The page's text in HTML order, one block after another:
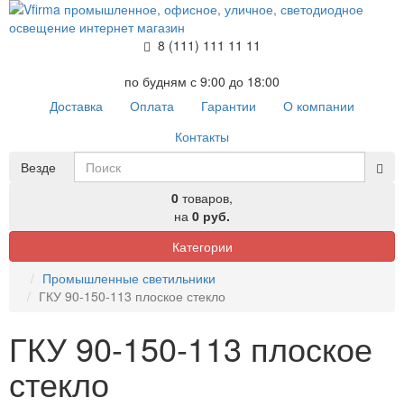
8 (111) 111 11 11
по будням с 9:00 до 18:00
Доставка
Оплата Гарантии
О компании
Контакты
Везде
0 товаров,
на 0 руб.
Категории
Промышленные светильники
ГКУ 90-150-113 плоское стекло
ГКУ 90-150-113 плоское
стекло